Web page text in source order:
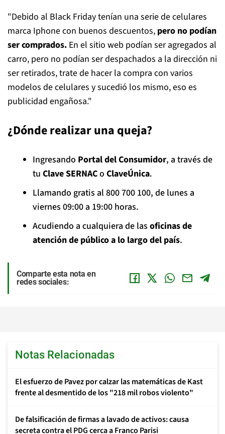
"Debido al Black Friday tenían una serie de celulares
marca Iphone con buenos descuentos, pero no podían
ser comprados. En el sitio web podían ser agregados al
carro, pero no podían ser despachados a la dirección ni
ser retirados, trate de hacer la compra con varios
modelos de celulares y sucedió los mismo, eso es
publicidad engañosa."
¿Dónde realizar una queja?
Ingresando Portal del Consumidor, a través de
tu Clave SERNACo ClaveÚnica.
Llamando gratis al 800 700 100, de lunes a
viernes 09:00 a 19:00 horas.
Acudiendo a cualquiera de las oficinas de
atención de público a lo largo del país.
Comparte esta nota en
redes sociales:
Notas Relacionadas
El esfuerzo de Pavez por calzar las matemáticas de Kast
frente al desmentido de los "218 mil robos violento"
De falsificación de firmas a lavado de activos: causa
secreta contra el PDG cerca a Franco Parisi